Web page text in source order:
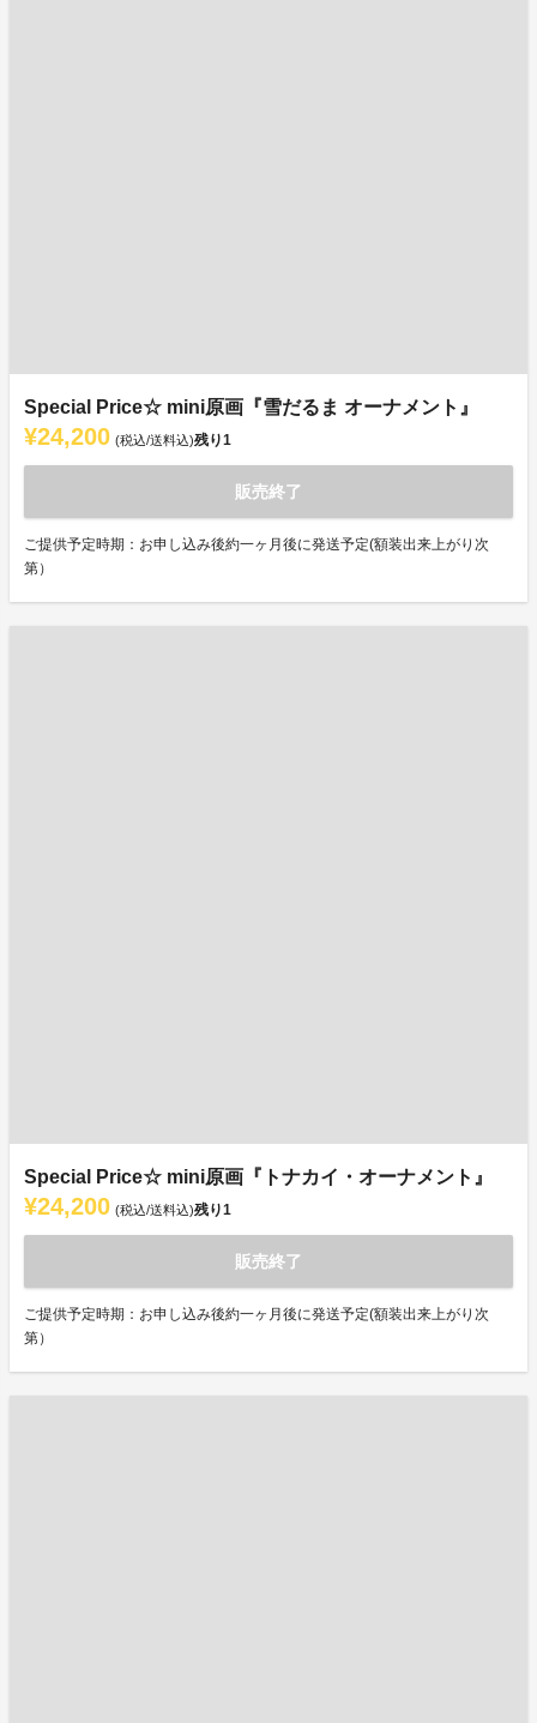
Special Price☆ mini原画『雪だるま オーナメント』
¥24,200 (税込/送料込)残り1
販売終了
ご提供予定時期：お申し込み後約一ヶ月後に発送予定(額装出来上がり次
第）
Special Price☆ mini原画『トナカイ・オーナメント』
¥24,200 (税込/送料込)残り1
販売終了
ご提供予定時期：お申し込み後約一ヶ月後に発送予定(額装出来上がり次
第）